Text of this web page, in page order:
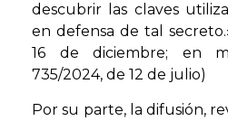
descubrir las claves
en defensa de tal
16 de diciembre; en
735/2024, de 12 de julio)
Por su parte, la difusión,